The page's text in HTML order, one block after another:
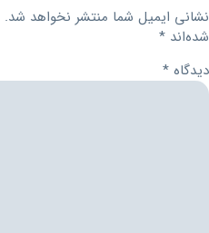
نشانی ایمیل شما منتشر نخواهد شد.
شده‌اند *
دیدگاه *